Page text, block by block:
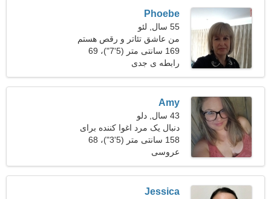
Phoebe
55 سال, لئو
من عاشق تئاتر و رقص هستم
169 سانتی متر (5'7")، 69
کیلوگرم (152 پوند)
رابطه ی جدی
Amy
43 سال, دلو
دنبال یک مرد اغوا کننده برای
سفر مشترک هستم
158 سانتی متر (5'3")، 68
کیلوگرم (149 پوند)
عروسی
Jessica